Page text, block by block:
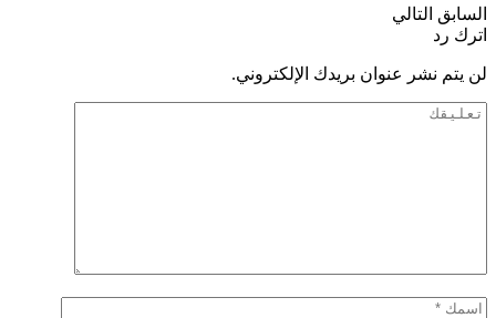
السابق التالي
اترك رد
لن يتم نشر عنوان بريدك الإلكتروني.